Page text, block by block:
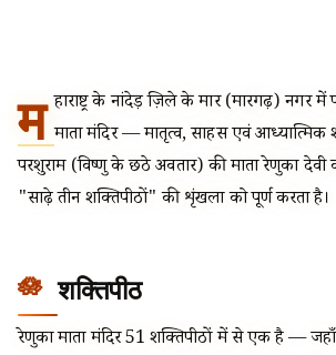
म हाराष्ट्र के नांदेड़ ज़िले के माहूर (माहूरगढ़) नगर
माता मंदिर — मातृत्व, साहस एवं आध्यात्मिक
परशुराम (विष्णु के छठे अवतार) की माता रेणुका देवी
"साढ़े तीन शक्तिपीठों" की शृंखला को पूर्ण करता है।
शक्तिपीठ
रेणुका माता मंदिर 51 शक्तिपीठों में से एक है — जहाँ